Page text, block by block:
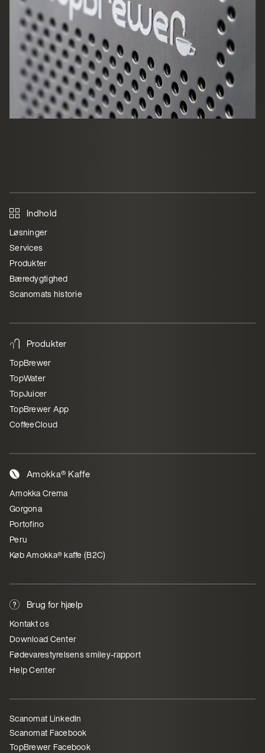
Indhold
Løsninger
Services
Produkter
Bæredygtighed
Scanomats historie
Produkter
TopBrewer
TopWater
TopJuicer
TopBrewer App
CoffeeCloud
Amokka® Kaffe
Amokka Crema
Gorgona
Portofino
Peru
Køb Amokka® kaffe (B2C)
Brug for hjælp
Kontakt os
Download Center
Fødevarestyrelsens smiley-rapport
Help Center
Scanomat LinkedIn
Scanomat Facebook
TopBrewer Facebook